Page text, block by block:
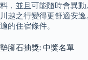
料，並且可能隨時會異
川越之行變得更舒適安
適的住宿條件。
墊腳石抽獎: 中獎名單